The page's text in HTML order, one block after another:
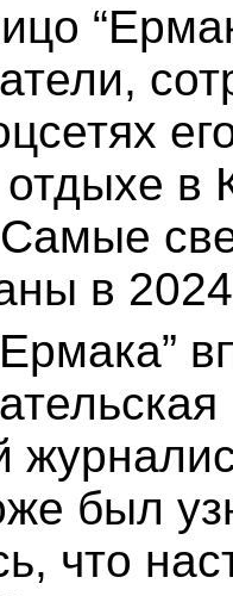
отдыхе
в 2024
был
что